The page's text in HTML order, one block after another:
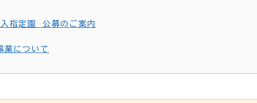
指定園 公募のご案内
業について